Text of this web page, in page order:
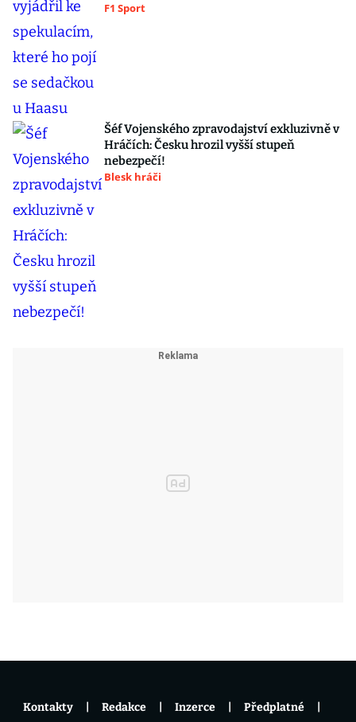
F1 Sport
Šéf Vojenského zpravodajství exkluzivně v
Hráčích: Česku hrozil vyšší stupeň
nebezpečí!
Blesk hráči
Kontakty Redakce Inzerce Předplatné